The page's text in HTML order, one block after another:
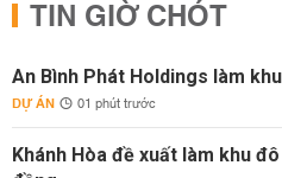
TIN GIỜ CHÓT
An Bình Phát Holdings làm
DỰ ÁN 01 phút trước
Khánh Hòa đề xuất làm khu